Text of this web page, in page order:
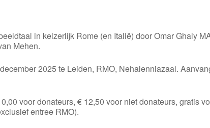
in keizerlijk Rome (en Italië) door Omar Ghaly
Mehen.
2025 te Leiden, RMO, Nehalenniazaal.
voor donateurs, € 12,50 voor niet donateurs, gratis
entree RMO).